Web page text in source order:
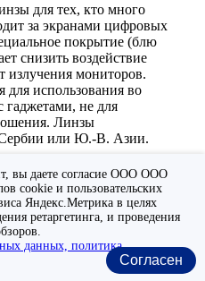
для тех, кто много
за экранами цифровых
покрытие (блю
снизить воздействие
излучения мониторов.
для использования во
гаджетами, не для
Линзы
Сербии или Ю.-В. Азии.
(премиум)
утонченные линзы для
проводит за
устройств.
помогает
вредный для
вы даете согласие ООО ООО
cookie и пользовательских
Яндекс.Метрика в целях
ретаргетинга, и проведения
данных, политика
Согласен